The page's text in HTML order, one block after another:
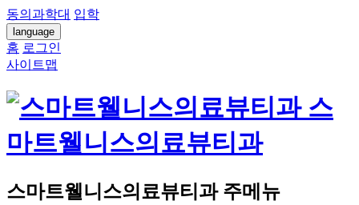
동의과학대 입학
language
홈 로그인
사이트맵
스
마트웰니스의료뷰티과
스마트웰니스의료뷰티과 주메뉴